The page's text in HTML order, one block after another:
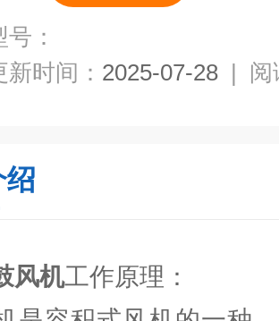
号：
新时间： 2025-07-28 | 阅
绍
风机工作原理：